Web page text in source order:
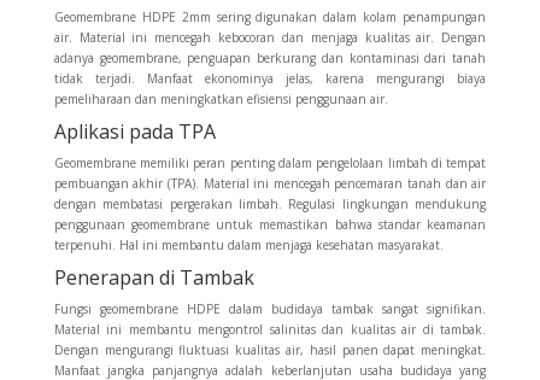
Geomembrane HDPE 2mm sering digunakan dalam kolam penampungan
air. Material ini mencegah kebocoran dan menjaga kualitas air. Dengan
adanya geomembrane, penguapan berkurang dan kontaminasi dari tanah
tidak terjadi. Manfaat ekonominya jelas, karena mengurangi biaya
pemeliharaan dan meningkatkan efisiensi penggunaan air.
Aplikasi pada TPA
Geomembrane memiliki peran penting dalam pengelolaan limbah di tempat
pembuangan akhir (TPA). Material ini mencegah pencemaran tanah dan air
dengan membatasi pergerakan limbah. Regulasi lingkungan mendukung
penggunaan geomembrane untuk memastikan bahwa standar keamanan
terpenuhi. Hal ini membantu dalam menjaga kesehatan masyarakat.
Penerapan di Tambak
Fungsi geomembrane HDPE dalam budidaya tambak sangat signifikan.
Material ini membantu mengontrol salinitas dan kualitas air di tambak.
Dengan mengurangi fluktuasi kualitas air, hasil panen dapat meningkat.
Manfaat jangka panjangnya adalah keberlanjutan usaha budidaya yang